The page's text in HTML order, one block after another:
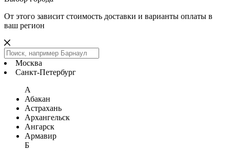
От этого зависит стоимость доставки и варианты оплаты в
ваш регион
Москва
Санкт-Петербург
А
Абакан
Астрахань
Архангельск
Ангарск
Армавир
Б